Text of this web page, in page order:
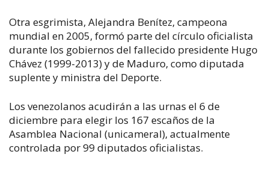
Otra esgrimista, Alejandra Benítez, campeona
mundial en 2005, formó parte del círculo oficialista
durante los gobiernos del fallecido presidente Hugo
Chávez (1999-2013) y de Maduro, como diputada
suplente y ministra del Deporte.
Los venezolanos acudirán a las urnas el 6 de
diciembre para elegir los 167 escaños de la
Asamblea Nacional (unicameral), actualmente
controlada por 99 diputados oficialistas.